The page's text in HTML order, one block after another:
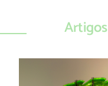
Artigos